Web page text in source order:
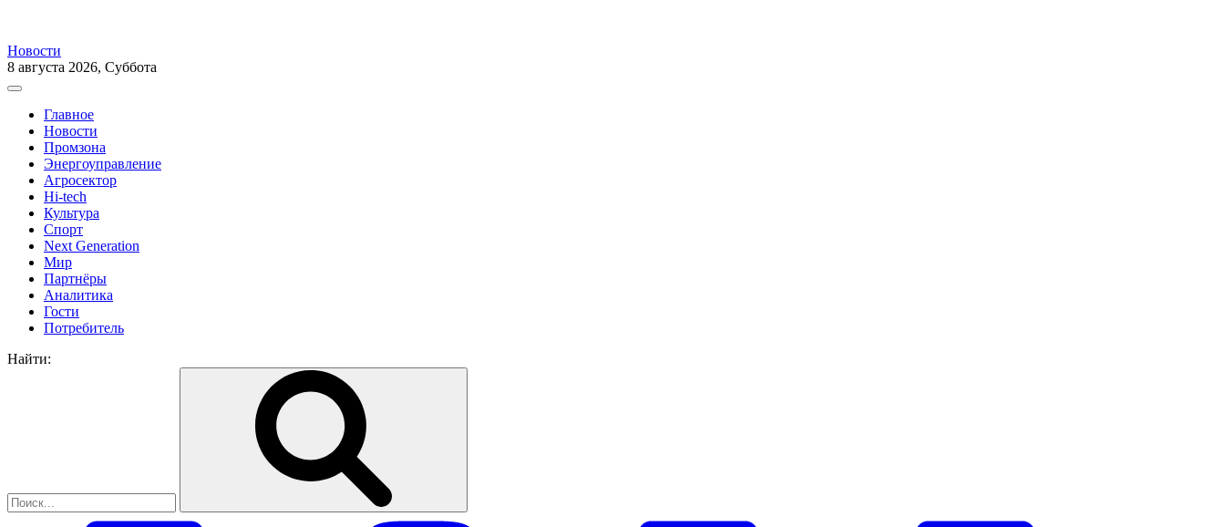
Новости
8 августа 2026, Суббота
Главное
Новости
Промзона
Энергоуправление
Агросектор
Hi-tech
Культура
Спорт
Next Generation
Мир
Партнёры
Аналитика
Гости
Потребитель
Найти: